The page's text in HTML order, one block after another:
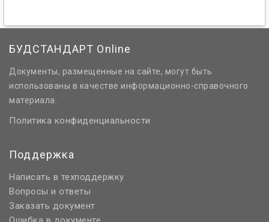
БУДСТАНДАРТ Online
Документы, размещенные на сайте, могут быть
использованы в качестве информационно-справочного
материала.
Политика конфиденциальности
Поддержка
Написать в техподдержку
Вопросы и ответы
Заказать документ